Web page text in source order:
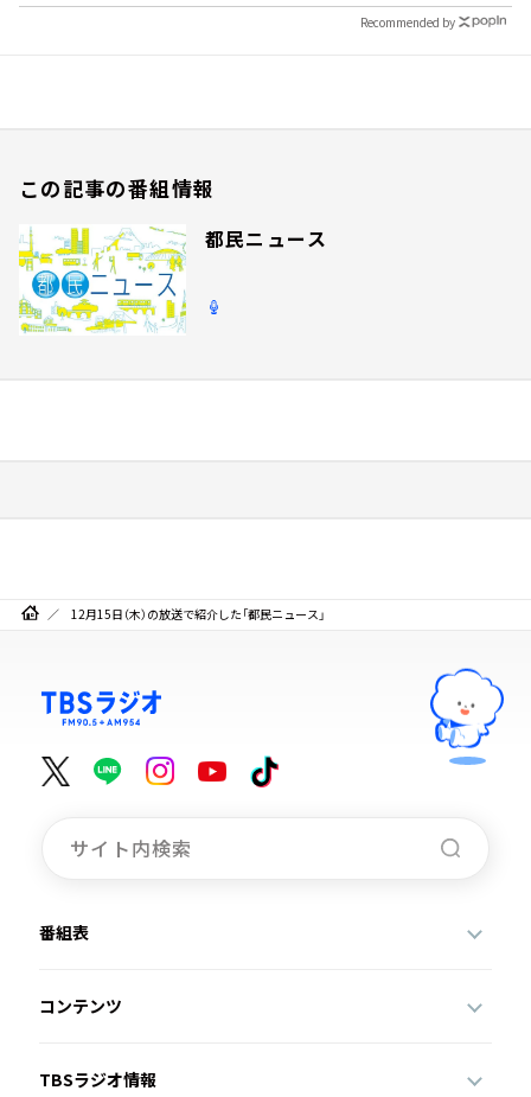
Recommended by
この記事の番組情報
都民ニュース
12月15日（木）の放送で紹介した「都民ニュース」
番組表
コンテンツ
TBSラジオ情報